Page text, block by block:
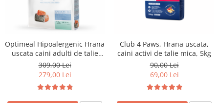
Optimeal Hipoalergenic Hrana
uscata caini adulti de talie
medie si mare - cu somon,
12kg
309,00 Lei
279,00 Lei
Club 4 Paws, Hrana uscata,
caini activi de talie mica, 5kg
90,00 Lei
69,00 Lei